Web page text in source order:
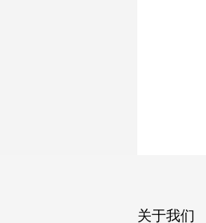
关于我们